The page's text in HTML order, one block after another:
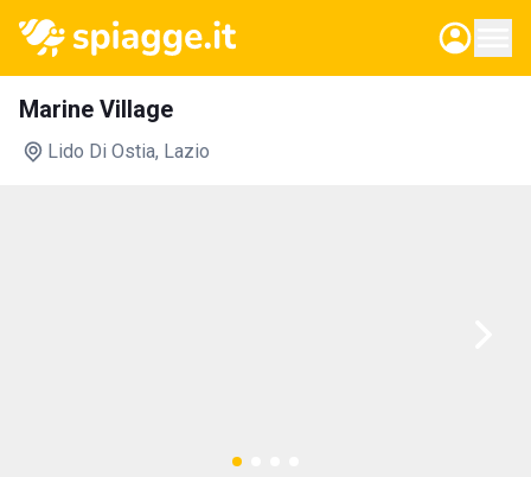
Marine Village
Lido Di Ostia, Lazio